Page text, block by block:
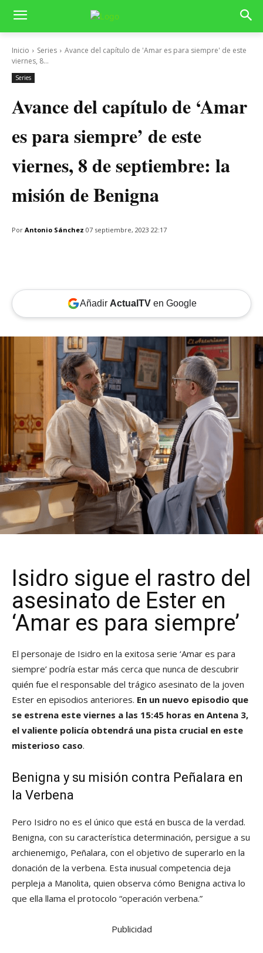
Inicio Series
Avance del capítulo de 'Amar es para siempre' de este
viernes, 8...
Series
Avance del capítulo de ‘Amar
es para siempre’ de este
viernes, 8 de septiembre: la
misión de Benigna
Por Antonio Sánchez 07 septiembre, 2023 22:17
Añadir ActualTVen Google
Isidro sigue el rastro del
asesinato de Ester en
‘Amar es para siempre’
El personaje de Isidro en la exitosa serie ‘Amar es para
siempre’ podría estar más cerca que nunca de descubrir
quién fue el responsable del trágico asesinato de la joven
Ester en episodios anteriores. En un nuevo episodio que
se estrena este viernes a las 15:45 horas en Antena 3,
el valiente policía obtendrá una pista crucial en este
misterioso caso.
Benigna y su misión contra Peñalara en
la Verbena
Pero Isidro no es el único que está en busca de la verdad.
Benigna, con su característica determinación, persigue a su
archienemigo, Peñalara, con el objetivo de superarlo en la
donación de la verbena. Esta inusual competencia deja
perpleja a Manolita, quien observa cómo Benigna activa lo
que ella llama el protocolo “operación verbena.”
Publicidad